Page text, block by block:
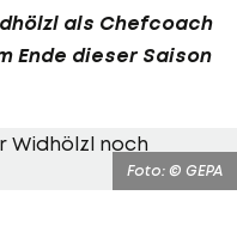
als Chefcoach
Ende dieser Saison
Foto: © GEPA